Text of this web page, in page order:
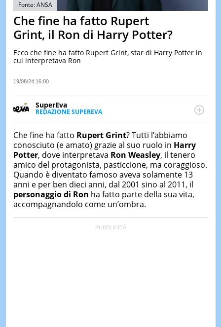
TEST
LE
DI
Fonte: ANSA
Che fine ha fatto Rupert
Grint, il Ron di Harry Potter?
Ecco che fine ha fatto Rupert Grint, star di Harry Potter in
cui interpretava Ron
19/08/24 16:00
SuperEva
REDAZIONE SUPEREVA
SuperEva è il magazine di Italiaonline dedicato a
Pensato per tutti ma soprattutto per la GenZ, molto
“social” e sempre in cerca di notizie originali. Dalle
tendenze del momento ai fatti più strani alle
scoperte più divertenti: mille storie da scoprire ogni
giorno”
Che fine ha fatto Rupert Grint? Tutti l’abbiamo
conosciuto (e amato) grazie al suo ruolo in Harry
Potter, dove interpretava Ron Weasley, il tenero
amico del protagonista, pasticcione, ma coraggioso.
Quando è diventato famoso aveva solamente 13
anni e per ben dieci anni, dal 2001 sino al 2011, il
personaggio di Ron ha fatto parte della sua vita,
accompagnandolo come un’ombra.